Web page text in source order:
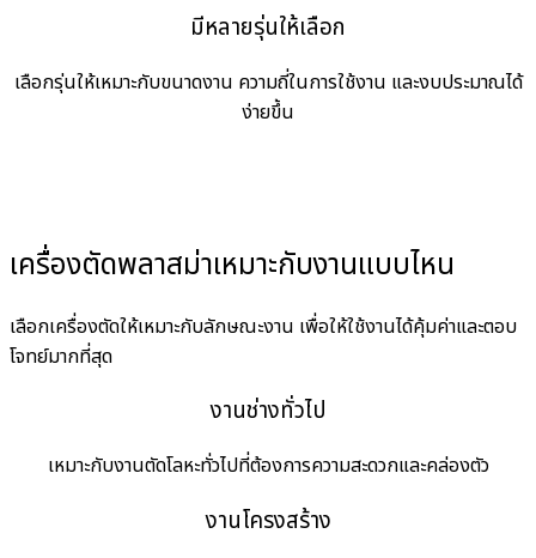
มีหลายรุ่นให้เลือก
เลือกรุ่นให้เหมาะกับขนาดงาน ความถี่ในการใช้งาน และงบประมาณได้
ง่ายขึ้น
เครื่องตัดพลาสม่าเหมาะกับงานแบบไหน
เลือกเครื่องตัดให้เหมาะกับลักษณะงาน เพื่อให้ใช้งานได้คุ้มค่าและตอบ
โจทย์มากที่สุด
งานช่างทั่วไป
เหมาะกับงานตัดโลหะทั่วไปที่ต้องการความสะดวกและคล่องตัว
งานโครงสร้าง